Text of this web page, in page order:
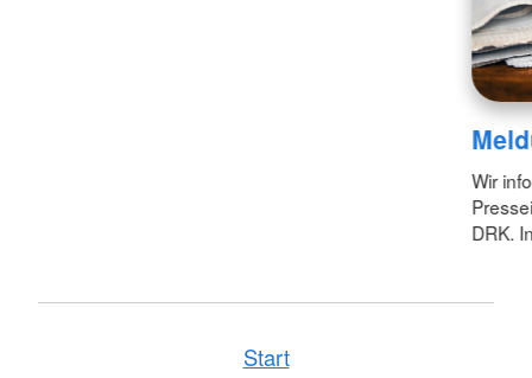
Wir
DRK.
Start